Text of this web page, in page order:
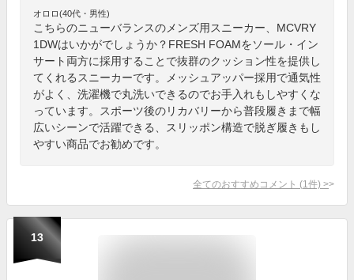
オロロ(40代・男性)
こちらのニューバランスのメンズ用スニーカー、MCVRY
1DWはいかがでしょうか？FRESH FOAMをソール・イン
サート両方に採用することで抜群のクッション性を提供し
てくれるスニーカーです。メッシュアッパー採用で通気性
がよく、洗濯機で丸洗いできるのでお手入れもしやすくな
っています。スポーツ後のリカバリーから普段履きまで幅
広いシーンで活躍できる、スリッポン構造で脱ぎ履きもし
やすい商品でお勧めです。
全てのおすすめコメント (1 件) >
13